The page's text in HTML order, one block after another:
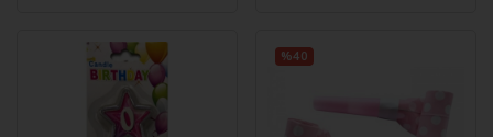
%40